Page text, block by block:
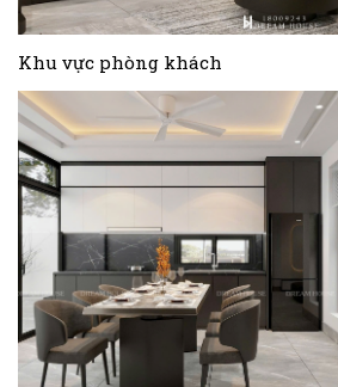
Khu vực phòng khách